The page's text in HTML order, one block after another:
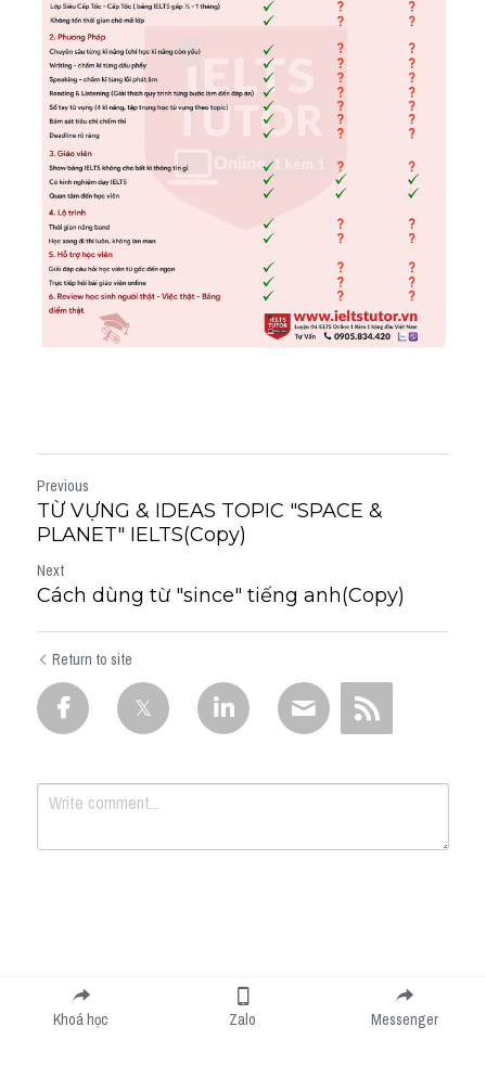
Previous
TỪ VỰNG & IDEAS TOPIC "SPACE &
PLANET" IELTS(Copy)
Next
Cách dùng từ "since" tiếng anh(Copy)
Return to site
Submit
Khoá học Zalo Messenger